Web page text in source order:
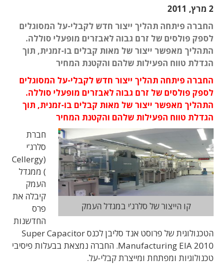
2 מרץ, 2011
החברה פיתחה תהליך ייצור חדש לקבלי-על המסוגלים
לספק פולסים של זרם גבוה לאבזרים מופעלי סוללה.
התהליך מאפשר ייצור של מאות קבלים בו-זמנית, תוך
הגדלת טווח הפעילות שלהם והקטנת המחיר
החברה פיתחה תהליך ייצור חדש לקבלי-על המסוגלים
לספק פולסים של זרם גבוה לאבזרים מופעלי סוללה.
התהליך מאפשר ייצור של מאות קבלים בו-זמנית, תוך
הגדלת טווח הפעילות שלהם והקטנת המחיר
קו הייצור של סלרג'י במגדל העמק
חברת
סלרג'י
(Cellergy
) ממגדל
העמק
קיבלה את
פרס
החדשנות
הטכנולוגית של פרוסט אנד סליבן לכנס Super Capacitor
Manufacturing EIA 2010. החברה נמצאת בבעלות פיסיבי
טכנולוגיות ומפתחת ומייצרת קבלי-על.